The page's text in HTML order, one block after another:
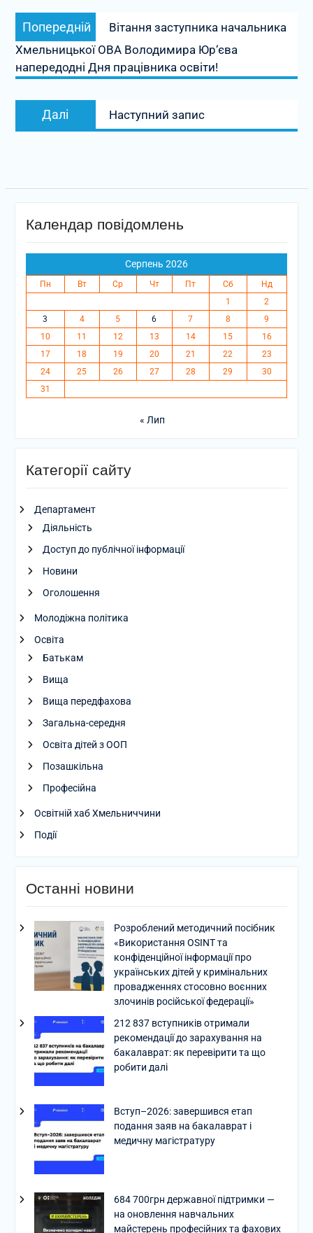
Навігація
записів
Попередній
Попередній
запис:
Вітання заступника начальника
Хмельницької ОВА Володимира Юр‘єва
напередодні Дня працівника освіти!
Далі
запис:
Наступний запис
Календар повідомлень
Серпень 2026
Пн Вт Ср Чт Пт Сб
Нд
1
2
3
4 5 6 7 8
9
10
11 12 13 14 15
16
17
18 19 20 21 22
23
24
25 26 27 28 29
30
31
« Лип
Категорії сайту
Департамент
Діяльність
Доступ до публічної інформації
Новини
Оголошення
Молодіжна політика
Освіта
Батькам
Вища
Вища передфахова
Загальна-середня
Освіта дітей з ООП
Позашкільна
Професійна
Освітній хаб Хмельниччини
Події
Останні новини
Розроблений методичний посібник
«Використання OSINT та
конфіденційної інформації про
українських дітей у кримінальних
провадженнях стосовно воєнних
злочинів російської федерації»
212 837 вступників отримали
рекомендації до зарахування на
бакалаврат: як перевірити та що
робити далі
Вступ–2026: завершився етап
подання заяв на бакалаврат і
медичну магістратуру
684 700грн державної підтримки —
на оновлення навчальних
майстерень професійних та фахових